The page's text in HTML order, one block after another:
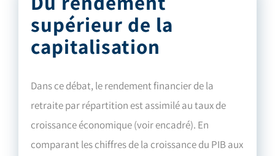
supérieur de la
capitalisation
Dans ce débat, le rendement financier de la
retraite par répartition est assimilé au taux de
croissance économique (voir encadré). En
comparant les chiffres de la croissance du PIB aux